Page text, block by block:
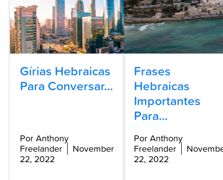
Gírias Hebraicas
Para Conversar...
Por Anthony
Freelander
November
22, 2022
Frases
Hebraicas
Importantes
Para...
Por Anthony
Freelander
22, 2022